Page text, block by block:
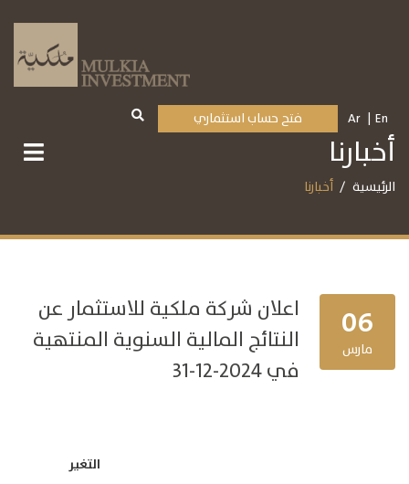
En
Ar فتح حساب استثماري
أخبارنا
الرئيسية أخبارنا
06
مارس
اعلان شركة ملكية للاستثمار عن
النتائج المالية السنوية المنتهية
في 2024-12-31
التغير